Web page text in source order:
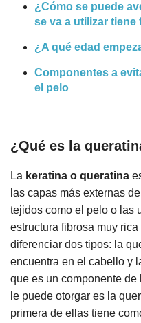
¿Cómo se puede
se va a utilizar tiene
¿A qué edad
Componentes a
el pelo
¿Qué es la
La keratina o queratina
las capas más externas
tejidos como el pelo o las
estructura fibrosa muy
diferenciar dos tipos: la
encuentra en el cabello y
que es un componente
le puede otorgar es la
primera de ellas tiene